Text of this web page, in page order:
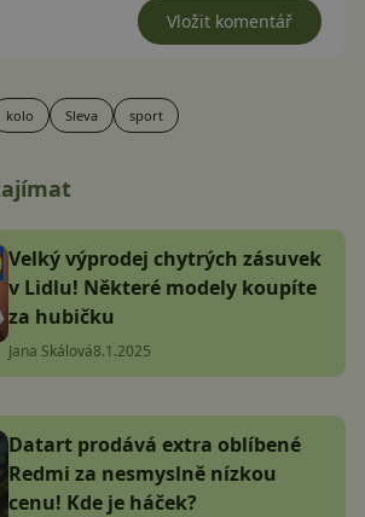
Vložit komentář
kolo Sleva sport
Velký výprodej chytrých zásuvek
v Lidlu! Některé modely koupíte
za hubičku
Jana Skálová8.1.2025
Datart prodává extra oblíbené
Redmi za nesmyslně nízkou
cenu! Kde je háček?